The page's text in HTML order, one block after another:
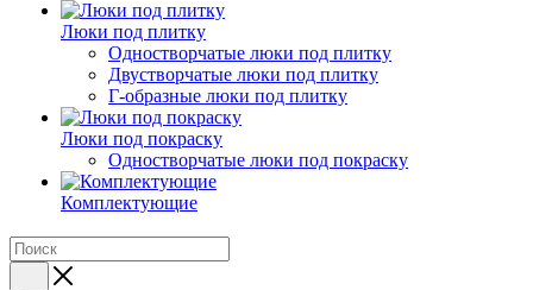
Люки под плитку
Одностворчатые люки под плитку
Двустворчатые люки под плитку
Г-образные люки под плитку
Люки под покраску
Одностворчатые люки под покраску
Комплектующие